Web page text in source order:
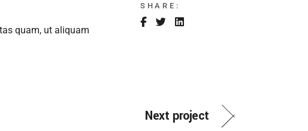
quam, ut aliquam
SHARE:
Next project